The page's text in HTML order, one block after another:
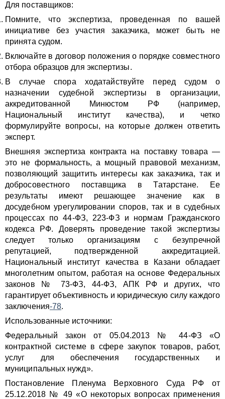
Для поставщиков:
Помните, что экспертиза, проведенная по вашей
инициативе без участия заказчика, может быть не
принята судом.
Включайте в договор положения о порядке совместного
отбора образцов для экспертизы.
В случае спора ходатайствуйте перед судом о
назначении судебной экспертизы в организации,
аккредитованной Минюстом РФ (например,
Национальный институт качества), и четко
формулируйте вопросы, на которые должен ответить
эксперт.
Внешняя экспертиза контракта на поставку товара —
это не формальность, а мощный правовой механизм,
позволяющий защитить интересы как заказчика, так и
добросовестного поставщика в Татарстане. Ее
результаты имеют решающее значение как в
досудебном урегулировании споров, так и в судебных
процессах по 44-ФЗ, 223-ФЗ и нормам Гражданского
кодекса РФ. Доверять проведение такой экспертизы
следует только организациям с безупречной
репутацией, подтвержденной аккредитацией.
Национальный институт качества в Казани обладает
многолетним опытом, работая на основе Федеральных
законов № 73-ФЗ, 44-ФЗ, АПК РФ и других, что
гарантирует объективность и юридическую силу каждого
заключения-78.
Использованные источники:
Федеральный закон от 05.04.2013 № 44-ФЗ «О
контрактной системе в сфере закупок товаров, работ,
услуг для обеспечения государственных и
муниципальных нужд».
Постановление Пленума Верховного Суда РФ от
25.12.2018 № 49 «О некоторых вопросах применения